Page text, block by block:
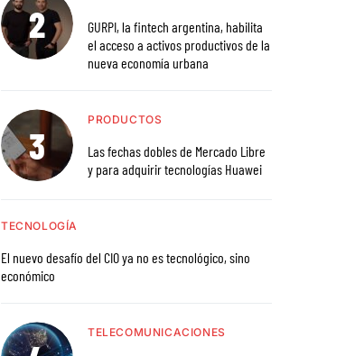
GURPI, la fintech argentina, habilita
el acceso a activos productivos de la
nueva economía urbana
PRODUCTOS
Las fechas dobles de Mercado Libre
y para adquirir tecnologías Huawei
TECNOLOGÍA
El nuevo desafío del CIO ya no es tecnológico, sino
económico
TELECOMUNICACIONES